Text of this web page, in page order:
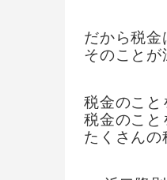
だから税
そのこと
税金のこと
税金のこ
たくさん